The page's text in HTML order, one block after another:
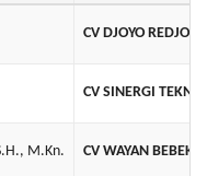
CV DJOYO REDJO
CV SINERGI
M.Kn. CV WAYAN BEBEK